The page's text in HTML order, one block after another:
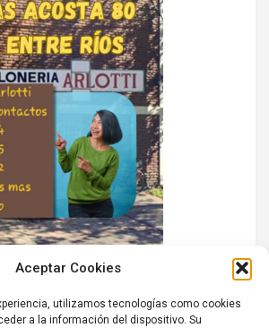
Aceptar Cookies
utilizamos tecnologías como cookies
a la información del dispositivo. Su